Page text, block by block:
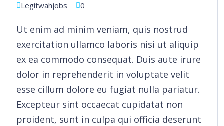
Legitwahjobs
0
Ut enim ad minim veniam, quis nostrud
exercitation ullamco laboris nisi ut aliquip
ex ea commodo consequat. Duis aute irure
dolor in reprehenderit in voluptate velit
esse cillum dolore eu fugiat nulla pariatur.
Excepteur sint occaecat cupidatat non
proident, sunt in culpa qui officia deserunt